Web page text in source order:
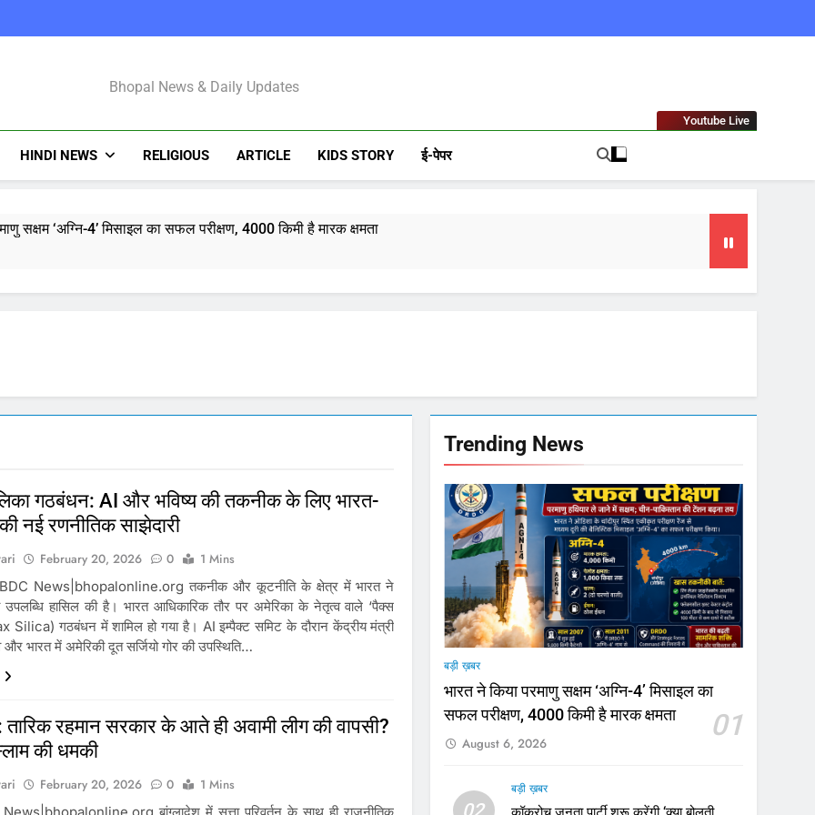
Bhopal Latest News In Hindi
Bhopal News & Daily Updates
Youtube Live
HINDI NEWS RELIGIOUS ARTICLE KIDS STORY ई-पेपर
सक्षम ‘अग्नि-4’ मिसाइल का सफल परीक्षण, 4000 किमी है मारक क्षमता
मूलांक और राशिफल: जानिए आज का दिन आपके लिए कैसा रहेगा
को पेट्राेल देना बंद करें- ‘सुप्रीम’ आदेश.. 56% वाहन दौड़ रहे बिना इंश्योरेंस के
Price Today : सोने और चांदी के दामों में भारी उछाल, जानिए 5 अगस्त के ताजा भाव
Update Today: सेंसेक्स 500 अंक उछला, निफ्टी 24,600 के पार, रुपया भी मजबूत
गठबंधन: AI और भविष्य की तकनीक के लिए भारत-
नई रणनीतिक साझेदारी
February 20, 2026 0
1 Mins
BDC News|bhopalonline.org तकनीक और कूटनीति के क्षेत्र में भारत ने
हासिल की है। भारत आधिकारिक तौर पर अमेरिका के नेतृत्व वाले ‘पैक्स
Silica) गठबंधन में शामिल हो गया है। AI इम्पैक्ट समिट के दौरान केंद्रीय मंत्री
और भारत में अमेरिकी दूत सर्जियो गोर की उपस्थिति…
तारिक रहमान सरकार के आते ही अवामी लीग की वापसी?
की धमकी
February 20, 2026 0
1 Mins
Trending News
बड़ी ख़बर
भारत ने किया परमाणु सक्षम ‘अग्नि-4’ मिसाइल का
सफल परीक्षण, 4000 किमी है मारक क्षमता
01
August 6, 2026
02
बड़ी ख़बर